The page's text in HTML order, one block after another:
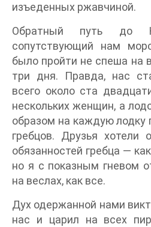
изъеденных ржавчиной.
Обратный путь до
сопутствующий нам
было пройти не спеша на
три дня. Правда, нас
всего около ста
нескольких женщин, а
образом на каждую лодку
гребцов. Друзья хотели
обязанностей гребца —
но я с показным гневом
на веслах, как все.
Дух одержанной нами
нас и царил на всех